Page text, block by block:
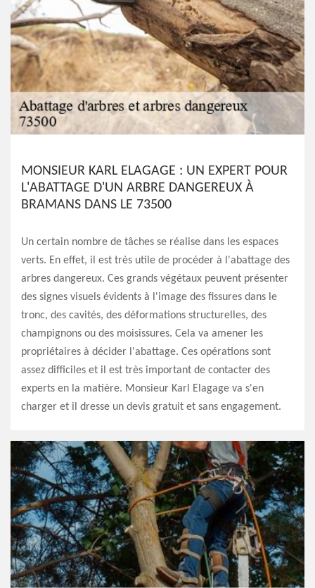
MONSIEUR KARL ELAGAGE : UN EXPERT POUR
L'ABATTAGE D'UN ARBRE DANGEREUX À
BRAMANS DANS LE 73500
Un certain nombre de tâches se réalise dans les espaces
verts. En effet, il est très utile de procéder à l'abattage des
arbres dangereux. Ces grands végétaux peuvent présenter
des signes visuels évidents à l'image des fissures dans le
tronc, des cavités, des déformations structurelles, des
champignons ou des moisissures. Cela va amener les
propriétaires à décider l'abattage. Ces opérations sont
assez difficiles et il est très important de contacter des
experts en la matière. Monsieur Karl Elagage va s'en
charger et il dresse un devis gratuit et sans engagement.